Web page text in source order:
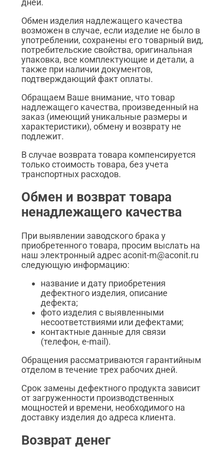
дней.
Обмен изделия надлежащего качества
возможен в случае, если изделие не было в
употреблении, сохранены его товарный вид,
потребительские свойства, оригинальная
упаковка, все комплектующие и детали, а
также при наличии документов,
подтверждающий факт оплаты.
Обращаем Ваше внимание, что товар
надлежащего качества, произведенный на
заказ (имеющий уникальные размеры и
характеристики), обмену и возврату не
подлежит.
В случае возврата товара компенсируется
только стоимость товара, без учета
транспортных расходов.
Обмен и возврат товара
ненадлежащего качества
При выявлении заводского брака у
приобретенного товара, просим выслать на
наш электронный адрес aconit-m@aconit.ru
следующую информацию:
название и дату приобретения
дефектного изделия, описание
дефекта;
фото изделия с выявленными
несоответствиями или дефектами;
контактные данные для связи
(телефон, e-mail).
Обращения рассматриваются гарантийным
отделом в течение трех рабочих дней.
Срок замены дефектного продукта зависит
от загруженности производственных
мощностей и времени, необходимого на
доставку изделия до адреса клиента.
Возврат денег